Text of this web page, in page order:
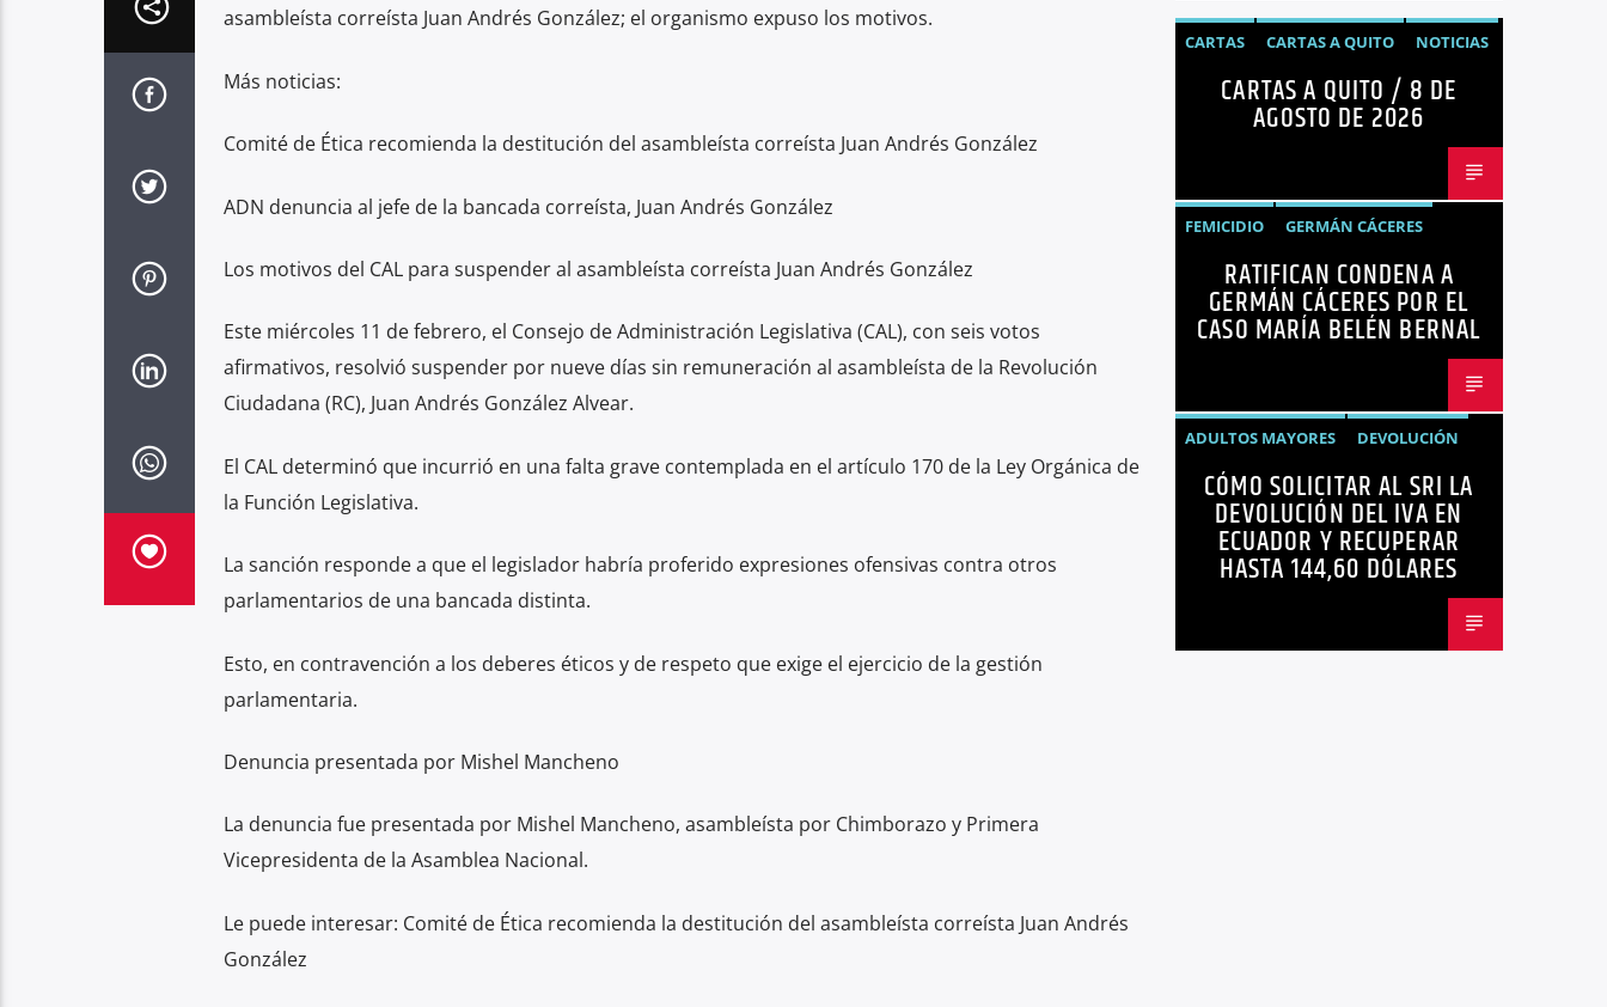
asambleísta correísta Juan Andrés González; el organismo expuso los motivos.
Más noticias:
Comité de Ética recomienda la destitución del asambleísta correísta Juan Andrés González
ADN denuncia al jefe de la bancada correísta, Juan Andrés González
Los motivos del CAL para suspender al asambleísta correísta Juan Andrés González
Este miércoles 11 de febrero, el Consejo de Administración Legislativa (CAL), con seis votos
afirmativos, resolvió suspender por nueve días sin remuneración al asambleísta de la Revolución
Ciudadana (RC), Juan Andrés González Alvear.
El CAL determinó que incurrió en una falta grave contemplada en el artículo 170 de la Ley Orgánica de
la Función Legislativa.
La sanción responde a que el legislador habría proferido expresiones ofensivas contra otros
parlamentarios de una bancada distinta.
Esto, en contravención a los deberes éticos y de respeto que exige el ejercicio de la gestión
parlamentaria.
Denuncia presentada por Mishel Mancheno
La denuncia fue presentada por Mishel Mancheno, asambleísta por Chimborazo y Primera
Vicepresidenta de la Asamblea Nacional.
Le puede interesar: Comité de Ética recomienda la destitución del asambleísta correísta Juan Andrés
González
CARTAS CARTAS A QUITO
NOTICIAS
OPINIÓNCARTAS A QUITO / 8 DE
AGOSTO DE 2026
FEMICIDIO
GERMÁN CÁCERES
MARÍA BELÉN BERNAL
NOTICIAS
SEGURIDAD
RATIFICAN CONDENA A
GERMÁN CÁCERES POR EL
CASO MARÍA BELÉN BERNAL
ADULTOS MAYORES
DEVOLUCIÓN
ECUADOR
NEGOCIOS
NOTICIAS
PERSONAS CON DISCAPACIDAD
CÓMO SOLICITAR AL SRI LA
DEVOLUCIÓN DEL IVA EN
ECUADOR Y RECUPERAR
HASTA 144,60 DÓLARES